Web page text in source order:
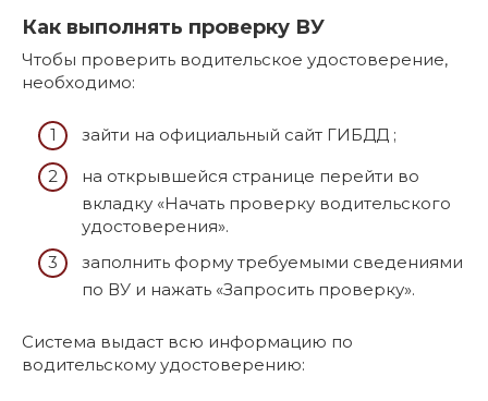
Как выполнять проверку ВУ
Чтобы проверить водительское удостоверение,
необходимо:
зайти на официальный сайт ГИБДД ;
на открывшейся странице перейти во
вкладку «Начать проверку водительского
удостоверения».
заполнить форму требуемыми сведениями
по ВУ и нажать «Запросить проверку».
Система выдаст всю информацию по
водительскому удостоверению: